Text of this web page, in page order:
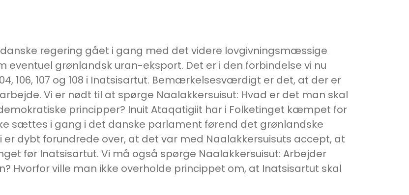
regering gået i gang med det videre lovgivningsmæssige
grønlandsk uran-eksport. Det er i den forbindelse vi nu
106, 107 og 108 i Inatsisartut. Bemærkelsesværdigt er det, at der er
Vi er nødt til at spørge Naalakkersuisut: Hvad er det man skal
principper? Inuit Ataqatigiit har i Folketinget kæmpet for
sættes i gang i det danske parlament førend det grønlandske
dybt forundrede over, at det var med Naalakkersuisuts accept, at
før Inatsisartut. Vi må også spørge Naalakkersuisut: Arbejder
Hvorfor ville man ikke overholde princippet om, at Inatsisartut skal